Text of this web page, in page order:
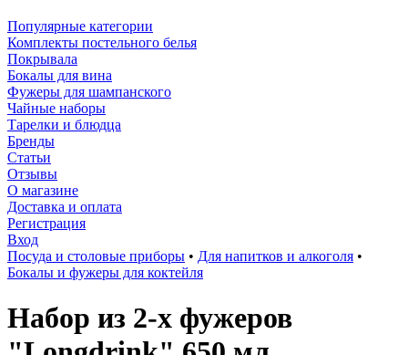
Популярные категории
Комплекты постельного белья
Покрывала
Бокалы для вина
Фужеры для шампанского
Чайные наборы
Тарелки и блюдца
Бренды
Статьи
Отзывы
О магазине
Доставка и оплата
Регистрация
Вход
Посуда и столовые приборы • Для напитков и алкоголя •
Бокалы и фужеры для коктейля
Набор из 2-х фужеров